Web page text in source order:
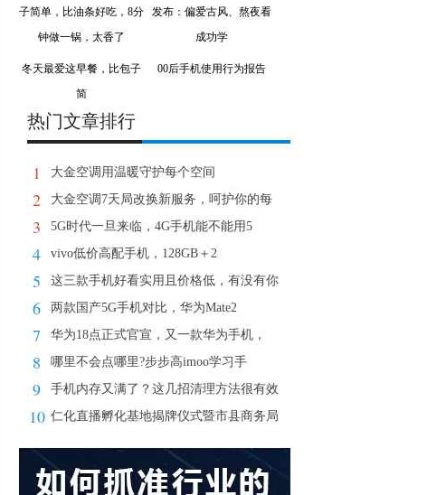
冬天最爱这早餐，比包子
简
00后手机使用行为报告
热门文章排行
1 大金空调用温暖守护每个空间
2 大金空调7天局改换新服务，呵护你的每
3 5G时代一旦来临，4G手机能不能用5
4 vivo低价高配手机，128GB＋2
5 这三款手机好看实用且价格低，有没有你
6 两款国产5G手机对比，华为Mate2
7 华为18点正式官宣，又一款华为手机，
8 哪里不会点哪里?步步高imoo学习手
9 手机内存又满了？这几招清理方法很有效
10 仁化直播孵化基地揭牌仪式暨市县商务局